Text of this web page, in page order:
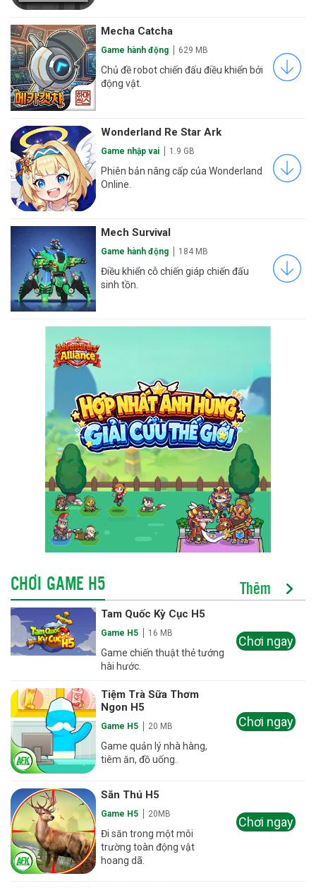
Mecha Catcha
Game hành động 629 MB
Chủ đề robot chiến đấu điều khiển bởi
động vật.
Wonderland Re Star Ark
Game nhập vai 1.9 GB
Phiên bản nâng cấp của Wonderland
Online.
Mech Survival
Game hành động 184 MB
Điều khiển cỗ chiến giáp chiến đấu
sinh tồn.
CHƠI GAME H5 Thêm
Tam Quốc Kỳ Cục H5
Game H5 16 MB
Game chiến thuật thẻ tướng
hài hước.
Chơi ngay
Tiệm Trà Sữa Thơm
Ngon H5
Game H5 20 MB
Game quản lý nhà hàng,
tiêm ăn, đồ uống.
Chơi ngay
Săn Thú H5
Game H5 20MB
Đi săn trong một môi
trường toàn động vật
hoang dã.
Chơi ngay